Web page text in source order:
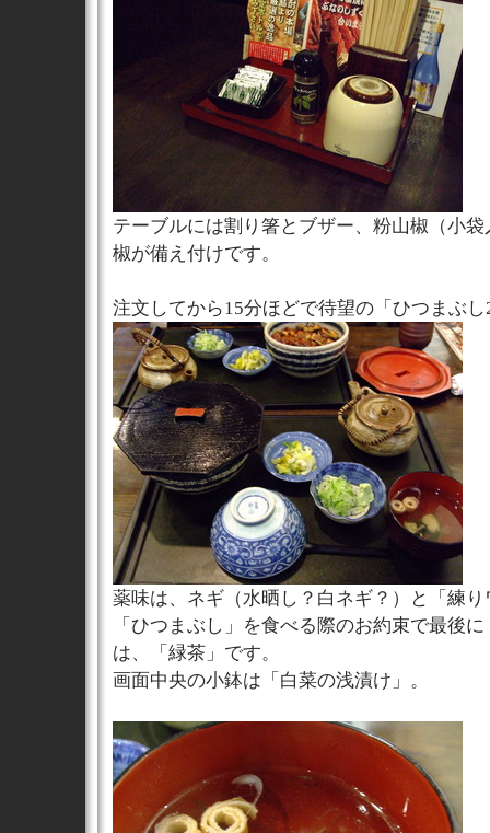
テーブルには割り箸とブザー、粉山椒（小
椒が備え付けです。
注文してから15分ほどで待望の「ひつまぶし
薬味は、ネギ（水晒し？白ネギ？）と「練
「ひつまぶし」を食べる際のお約束で最後
は、「緑茶」です。
画面中央の小鉢は「白菜の浅漬け」。